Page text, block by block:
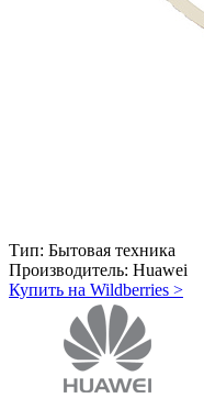
Тип: Бытовая техника
Производитель: Huawei
Купить на Wildberries >